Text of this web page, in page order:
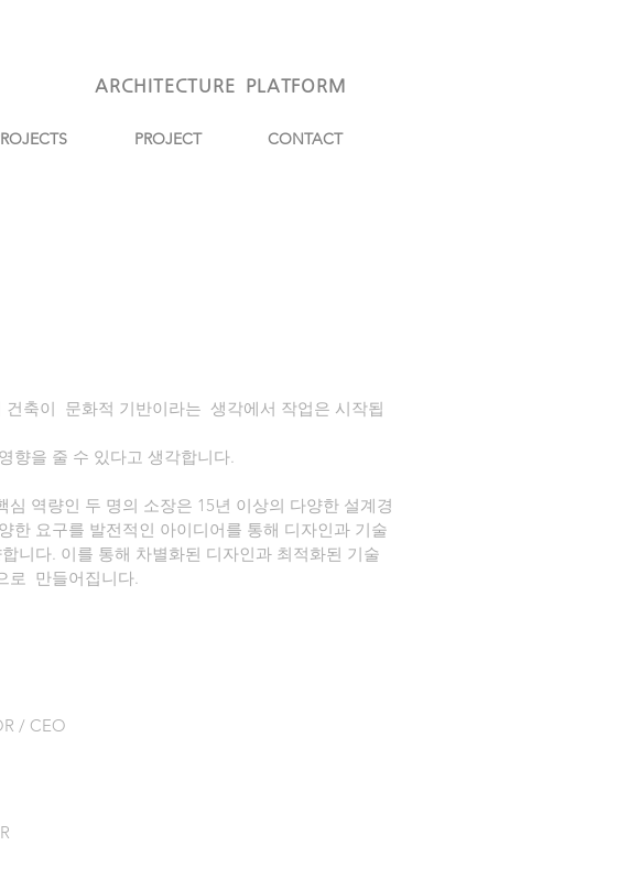
ARCHITECTURE PLATFORM
PROJECT CONTACT
건축이 문화적 기반이라는 생각에서 작업은 시작됩
향을 줄 수 있다고 생각합니다.
심 역량인 두 명의 소장은 15년 이상의 다양한 설계경
한 요구를 발전적인 아이디어를 통해 디자인과 기술
니다. 이를 통해 차별화된 디자인과 최적화된 기술
로 만들어집니다.
/ CEO